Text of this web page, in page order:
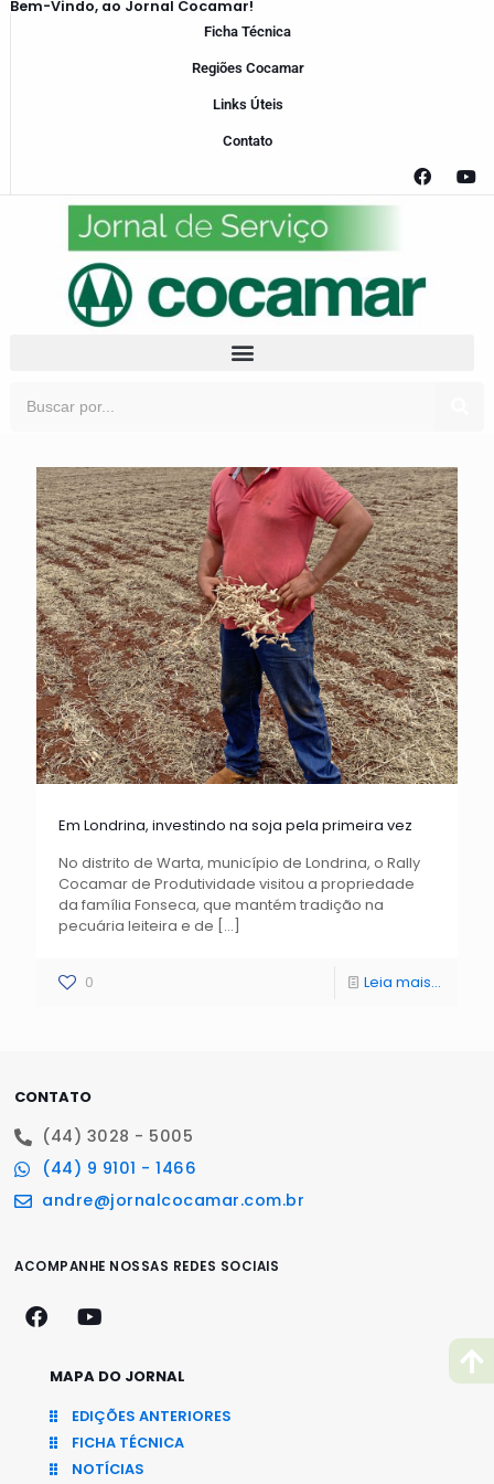
Bem-Vindo, ao Jornal Cocamar!
Ficha Técnica
Regiões Cocamar
Links Úteis
Contato
Em Londrina, investindo na soja pela primeira vez
No distrito de Warta, município de Londrina, o Rally
Cocamar de Produtividade visitou a propriedade
da família Fonseca, que mantém tradição na
pecuária leiteira e de […]
0 Leia mais...
CONTATO
(44) 3028 - 5005
(44) 9 9101 - 1466
andre@jornalcocamar.com.br
ACOMPANHE NOSSAS REDES SOCIAIS
MAPA DO JORNAL
EDIÇÕES ANTERIORES
FICHA TÉCNICA
NOTÍCIAS